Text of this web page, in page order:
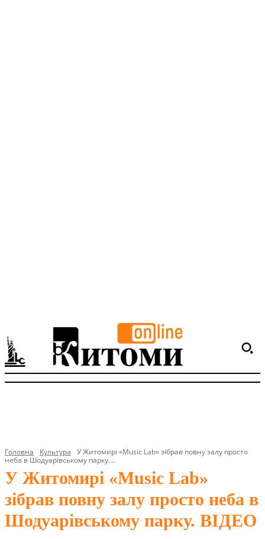
Головна Культура
У Житомирі «Music Lab» зібрав повну залу просто
неба в Шодуарівському парку....
У Житомирі «Music Lab»
зібрав повну залу просто неба в
Шодуарівському парку. ВІДЕО